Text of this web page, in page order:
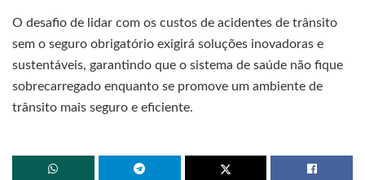
O desafio de lidar com os custos de acidentes de trânsito
sem o seguro obrigatório exigirá soluções inovadoras e
sustentáveis, garantindo que o sistema de saúde não fique
sobrecarregado enquanto se promove um ambiente de
trânsito mais seguro e eficiente.